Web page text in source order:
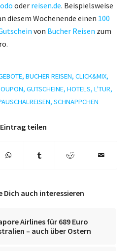
oder reisen.de. Beispielsweise
diesem Wochenende einen 100
von Bucher Reisen zum
,BUCHER REISEN,CLICK&MIX,
,GUTSCHEINE,HOTELS,L'TUR,
,SCHNÄPPCHEN
Eintrag teilen
Dich auch interessieren
Airlines für 689 Euro
– auch über Ostern